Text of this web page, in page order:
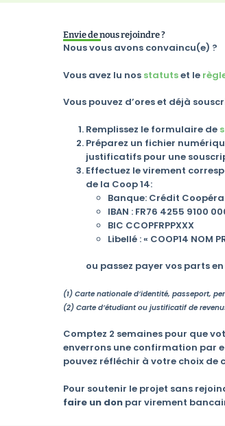
Envie de nous rejoindre ?
Nous vous avons convaincu(e) ?
Vous avez lu nos statutset le
Vous pouvez d’ores et déjà
Remplissez le formulaire de
Préparez un fichier
justificatifs pour une
Effectuez le virement
de la Coop 14:
Banque: Crédit
IBAN : FR76 4255 9100
BIC CCOPFRPPXXX
Libellé : « COOP14 NOM
ou passez payer vos parts
(1) Carte nationale d’identité, passeport,
(2) Carte d’étudiant ou justificatif de
Comptez 2 semaines pour que
enverrons une confirmation par
pouvez réfléchir à votre choix de
Pour soutenir le projet sans
faire un don par virement